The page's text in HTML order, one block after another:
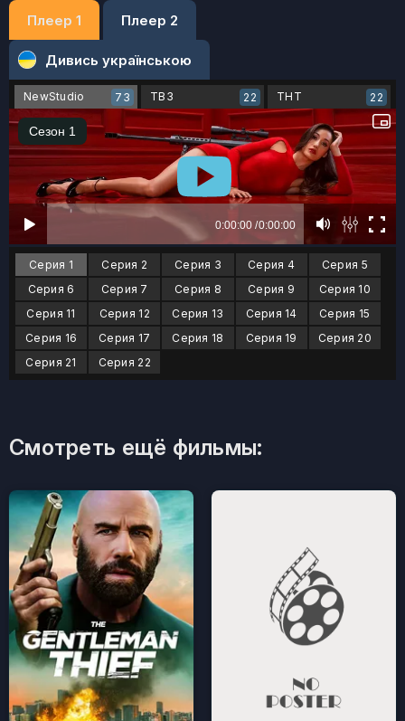
Плеер 1 Плеер 2
Дивись українською
NewStudio 73 ТВ3 22 ТНТ 22
Серия 1 Серия 2 Серия 3 Серия 4
Серия 5
Серия 6
Серия 7 Серия 8 Серия 9
Серия 10
Серия 11
Серия 12 Серия 13 Серия 14
Серия 15
Серия 16
Серия 17 Серия 18 Серия 19
Серия 20
Серия 21
Серия 22
Смотреть ещё фильмы: